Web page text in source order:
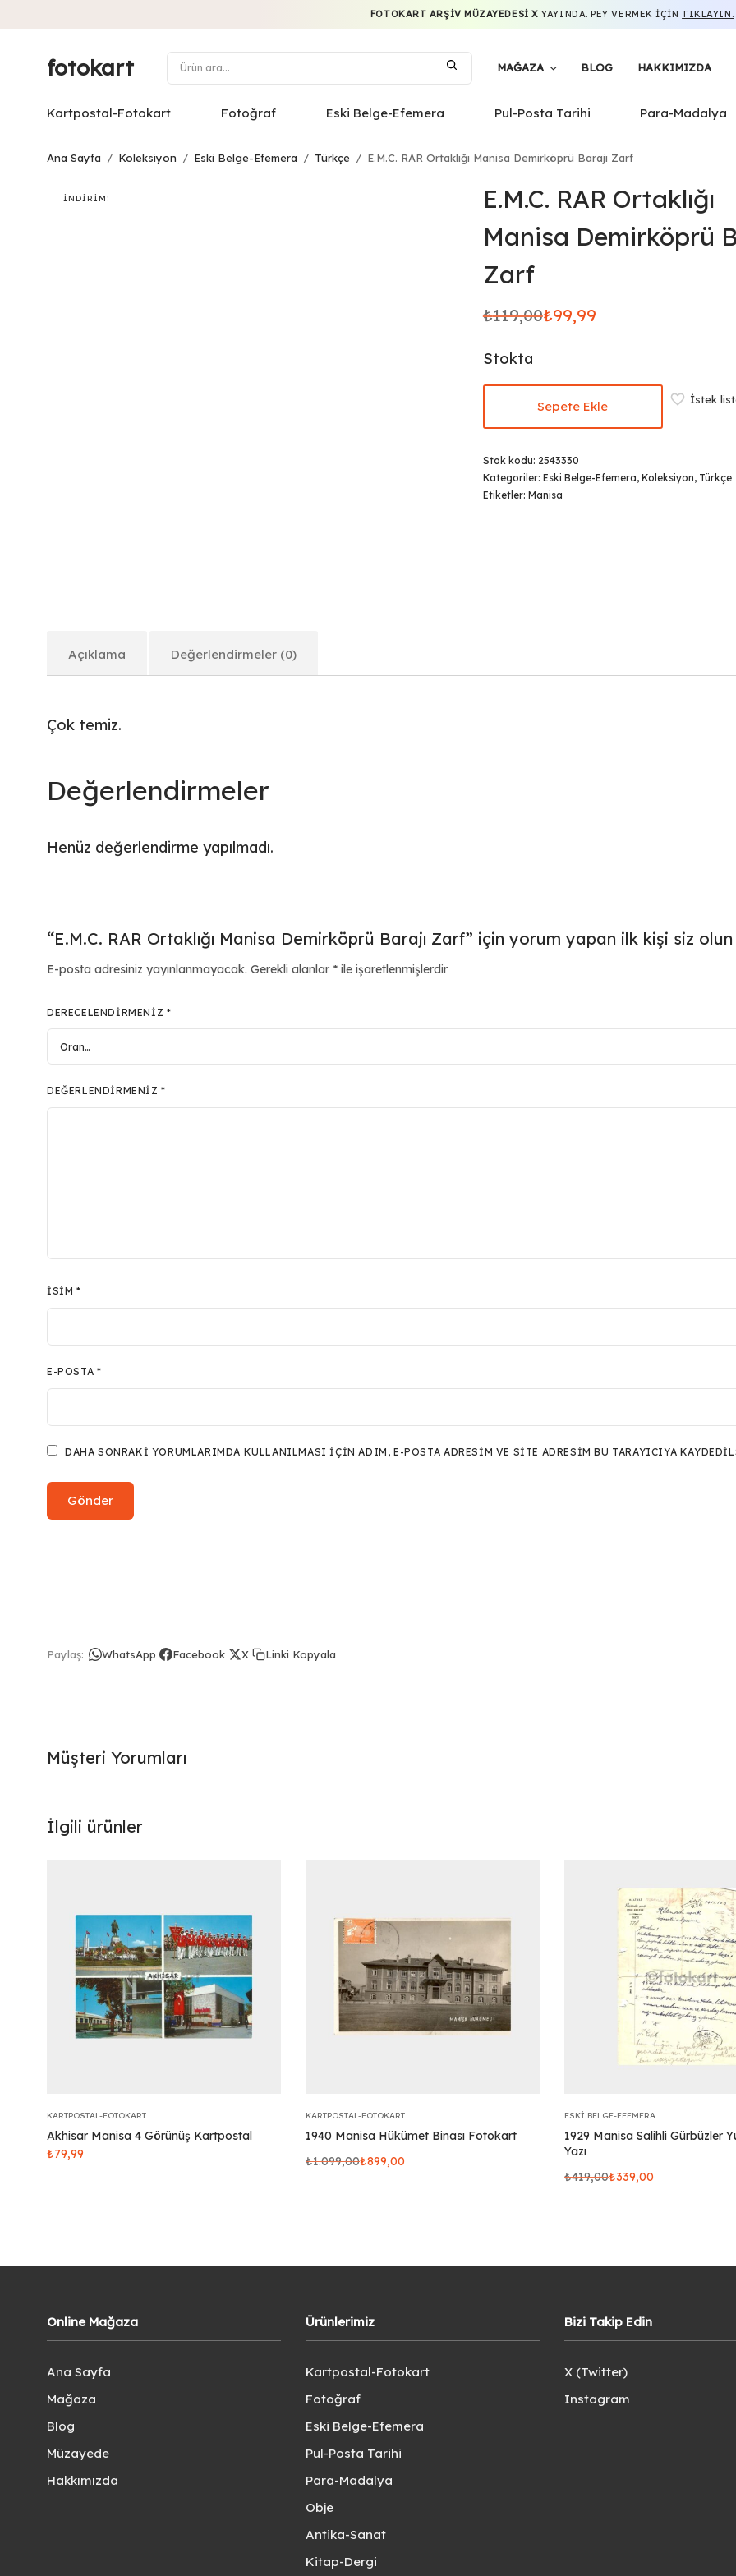
FOTOKART ARŞIV MÜZAYEDESI X YAYINDA. PEY VERMEK IÇIN TIKLAYIN.
fotokart MAĞAZA BLOG HAKKIMIZDA
Kartpostal-Fotokart Fotoğraf Eski Belge-Efemera Pul-Posta Tarihi Para-Madalya
Ana Sayfa / Koleksiyon / Eski Belge-Efemera / Türkçe / E.M.C. RAR Ortaklığı Manisa Demirköprü Barajı Zarf
İNDIRIM!
E.M.C. RAR Ortaklığı
Manisa Demirköprü
Zarf
₺119,00
Orijinal
₺119,00.
₺99,99
Şu
fiyat:
₺99,99.
Stokta
Sepete Ekle İstek
Stok kodu: 2543330
Kategoriler: Eski Belge-Efemera, Koleksiyon, Türkçe
Etiketler: Manisa
Açıklama Değerlendirmeler (0)
Çok temiz.
Değerlendirmeler
Henüz değerlendirme yapılmadı.
“E.M.C. RAR Ortaklığı Manisa Demirköprü Barajı Zarf” için yorum yapan ilk kişi siz olun
E-posta adresiniz yayınlanmayacak. Gerekli alanlar * ile işaretlenmişlerdir
DERECELENDIRMENIZ *
DEĞERLENDIRMENIZ*
İSIM*
E-POSTA *
DAHA SONRAKI YORUMLARIMDA KULLANILMASI IÇIN ADIM, E-POSTA ADRESIM VE SITE ADRESIM BU TARAYICIYA
Paylaş: WhatsApp Facebook X Linki Kopyala
Müşteri Yorumları
İlgili ürünler
KARTPOSTAL-FOTOKART
Akhisar Manisa 4 Görünüş Kartpostal
₺79,99
KARTPOSTAL-FOTOKART
1940 Manisa Hükümet Binası Fotokart
₺1.099,00₺899,00
ESKI BELGE-EFEMERA
1929 Manisa Salihli Gürbüzler
Yazı
₺419,00₺339,00
Online Mağaza
Ana Sayfa
Mağaza
Blog
Müzayede
Hakkımızda
Ürünlerimiz
Kartpostal-Fotokart
Fotoğraf
Eski Belge-Efemera
Pul-Posta Tarihi
Para-Madalya
Obje
Antika-Sanat
Kitap-Dergi
Bizi Takip Edin
X (Twitter)
Instagram